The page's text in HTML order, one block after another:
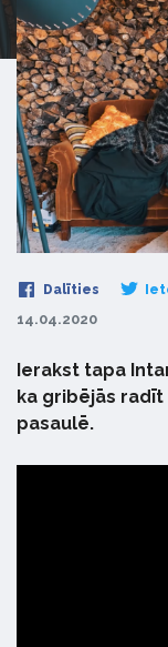
Dalīties
14.04.2020
Ierakst tapa
ka gribējās
pasaulē.